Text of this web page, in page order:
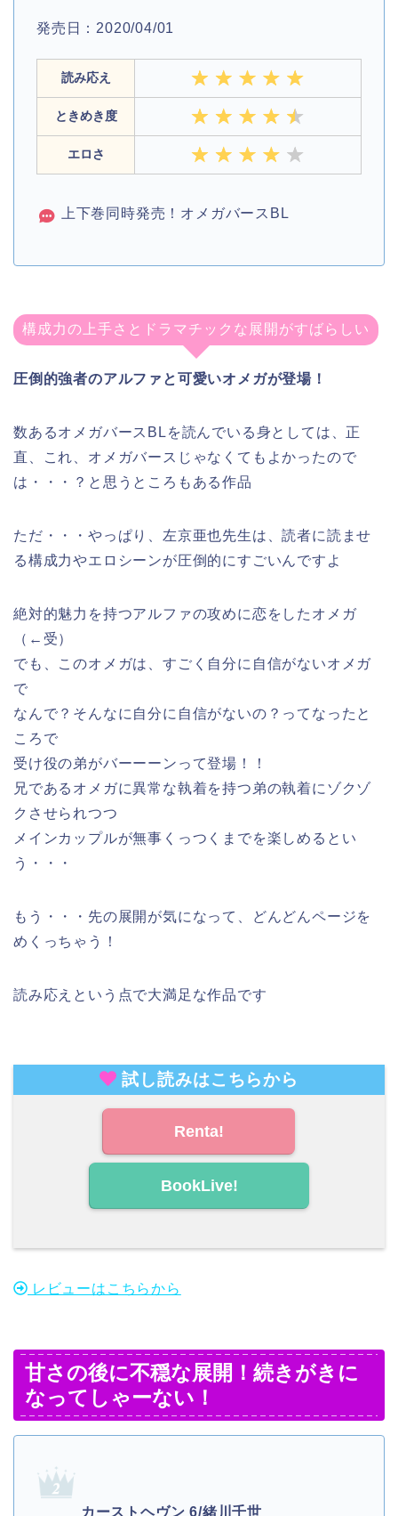
発売日：2020/04/01
読み応え
ときめき度
エロさ
上下巻同時発売！オメガバースBL
構成力の上手さとドラマチックな展開がすばらしい
圧倒的強者のアルファと可愛いオメガが登場！
数あるオメガバースBLを読んでいる身としては、正
直、これ、オメガバースじゃなくてもよかったので
は・・・？と思うところもある作品
ただ・・・やっぱり、左京亜也先生は、読者に読ませ
る構成力やエロシーンが圧倒的にすごいんですよ
絶対的魅力を持つアルファの攻めに恋をしたオメガ
（←受）
でも、このオメガは、すごく自分に自信がないオメガ
で
なんで？そんなに自分に自信がないの？ってなったと
ころで
受け役の弟がバーーーンって登場！！
兄であるオメガに異常な執着を持つ弟の執着にゾクゾ
クさせられつつ
メインカップルが無事くっつくまでを楽しめるとい
う・・・
もう・・・先の展開が気になって、どんどんページを
めくっちゃう！
読み応えという点で大満足な作品です
試し読みはこちらから
Renta!
BookLive!
レビューはこちらから
甘さの後に不穏な展開！続きがきに
なってしゃーない！
カーストヘヴン 6/緒川千世